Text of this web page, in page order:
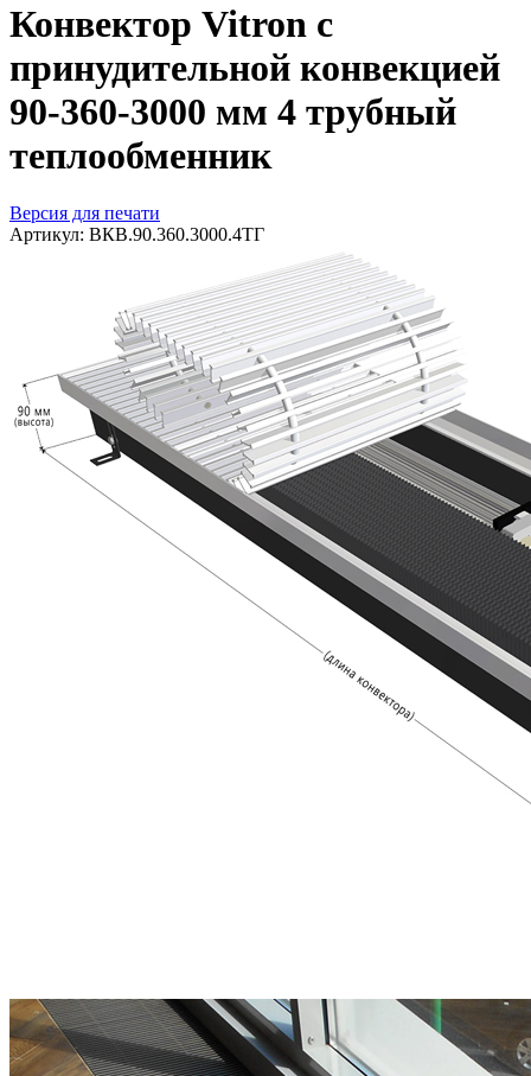
Конвектор Vitron с
принудительной конвекцией
90-360-3000 мм 4 трубный
теплообменник
Версия для печати
Артикул: ВКВ.90.360.3000.4ТГ